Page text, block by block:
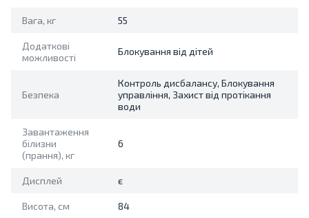
Вага, кг 55
Додаткові
можливості
Блокування від дітей
Безпека
Контроль дисбалансу, Блокування
управління, Захист від протікання
води
Завантаження
білизни
(прання), кг
6
Дисплей є
Висота, см 84